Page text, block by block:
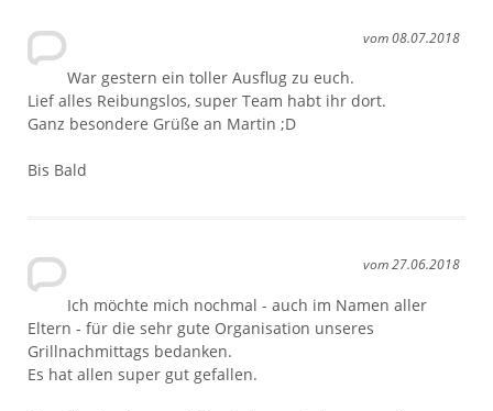
vom 08.07.2018
War gestern ein toller Ausflug zu euch.
Lief alles Reibungslos, super Team habt ihr dort.
Ganz besondere Grüße an Martin ;D
Bis Bald
vom 27.06.2018
Ich möchte mich nochmal - auch im Namen aller
Eltern - für die sehr gute Organisation unseres
Grillnachmittags bedanken.
Es hat allen super gut gefallen.